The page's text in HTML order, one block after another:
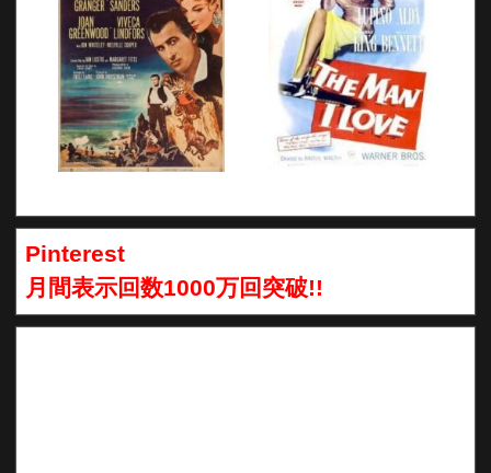
Pinterest
月間表示回数1000万回突破!!